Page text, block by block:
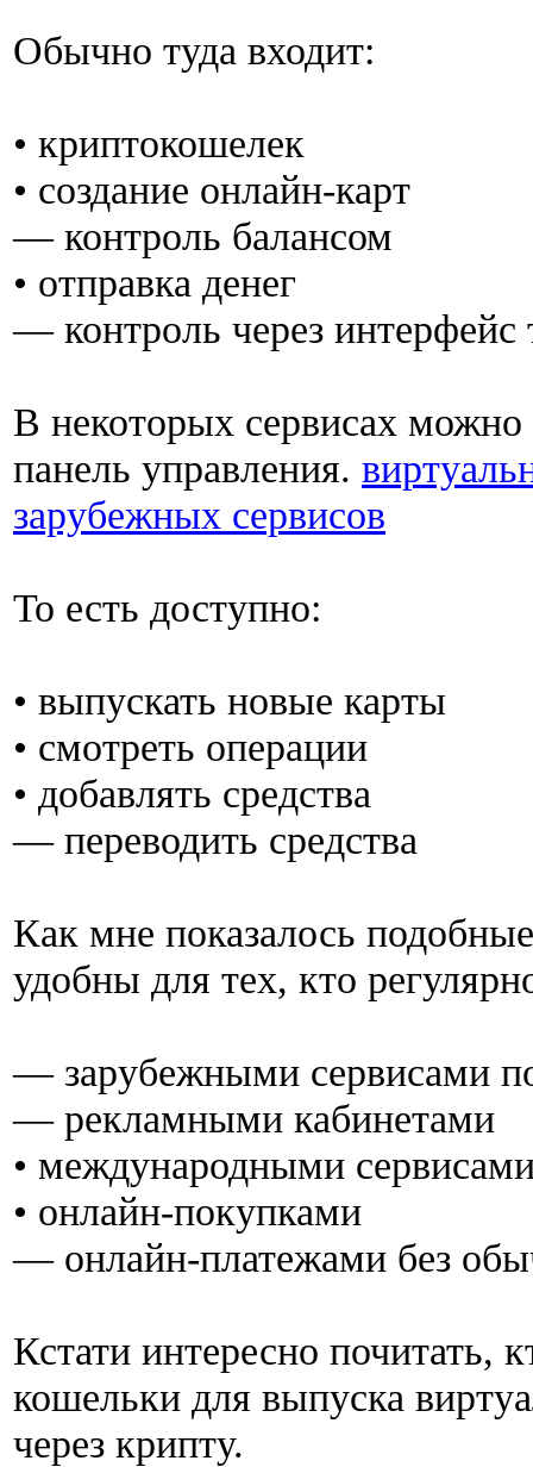
Обычно туда входит:
• криптокошелек
• создание онлайн-карт
— контроль балансом
• отправка денег
— контроль через интерфейс
В некоторых сервисах
панель управления.
зарубежных сервисов
То есть доступно:
• выпускать новые карты
• смотреть операции
• добавлять средства
— переводить средства
Как мне показалось
удобны для тех, кто
— зарубежными сервисами
— рекламными кабинетами
• международными
• онлайн-покупками
— онлайн-платежами без
Кстати интересно почитать,
кошельки для выпуска
через крипту.